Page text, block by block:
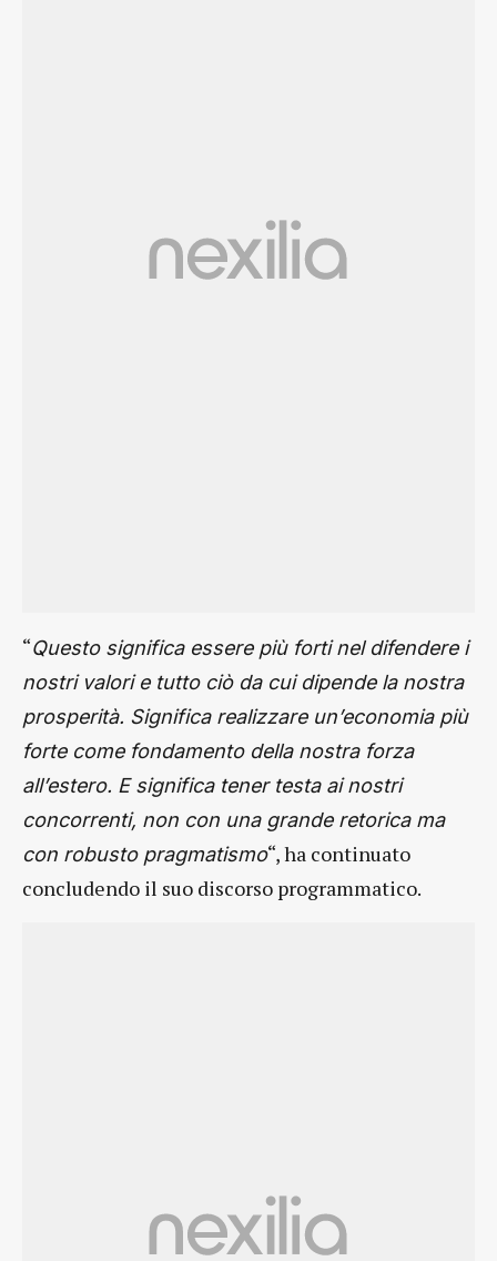
“Questo significa essere più forti nel difendere i
nostri valori e tutto ciò da cui dipende la nostra
prosperità. Significa realizzare un’economia più
forte come fondamento della nostra forza
all’estero. E significa tener testa ai nostri
concorrenti, non con una grande retorica ma
con robusto pragmatismo“, ha continuato
concludendo il suo discorso programmatico.